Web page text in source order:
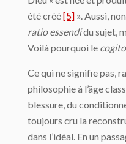
été créé[5] ». Aussi,
ratio essendidu sujet,
Voilà pourquoi le cogito
Ce qui ne signifie pas,
philosophie à l’âge
blessure, du
toujours cru la
dans l’idéal. En un